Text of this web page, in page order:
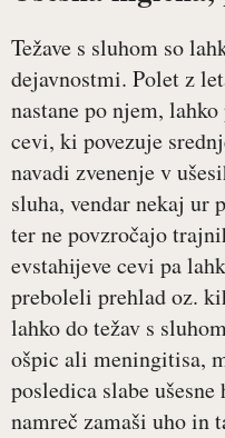
Težave s sluhom so
dejavnostmi. Polet z
nastane po njem,
cevi, ki povezuje
navadi zvenenje v
sluha, vendar nekaj ur
ter ne povzročajo
evstahijeve cevi pa
preboleli prehlad oz.
lahko do težav s
ošpic ali meningitisa,
posledica slabe
namreč zamaši uho in